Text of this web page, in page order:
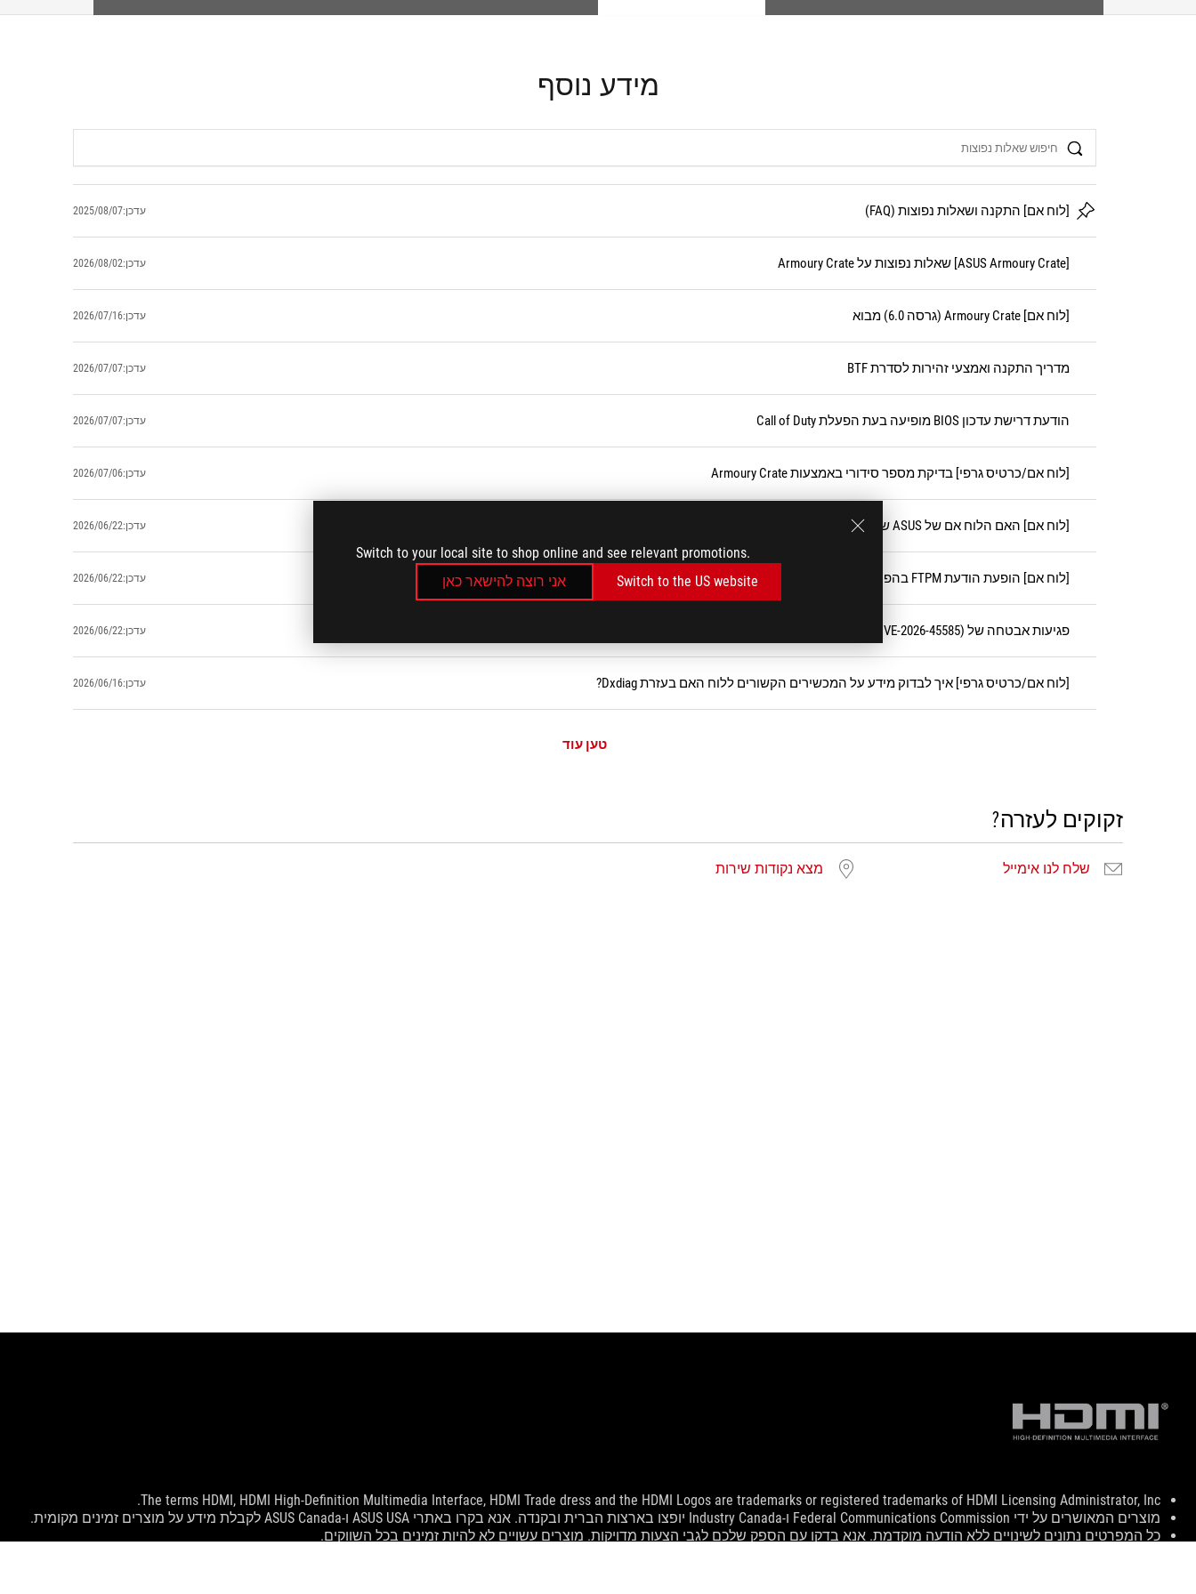
Switch to your local site to shop online and see relevant promotions.
אני רוצה להישאר כאן
Switch to the US website
מידע נוסף
Search
[לוח אם] התקנה ושאלות נפוצות (FAQ) עדכן:2025/08/07
[ASUS Armoury Crate] שאלות נפוצות על Armoury Crate עדכן:2026/08/02
[לוח אם] Armoury Crate (גרסה 6.0) מבוא עדכן:2026/07/16
מדריך התקנה ואמצעי זהירות לסדרת BTF עדכן:2026/07/07
הודעת דרישת עדכון BIOS מופיעה בעת הפעלת Call of Duty עדכן:2026/07/07
[לוח אם/כרטיס גרפי] בדיקת מספר סידורי באמצעות Armoury Crate עדכן:2026/07/06
[לוח אם] האם הלוח אם של ASUS שלי זכאי לשירות PUR? עדכן:2026/06/22
[לוח אם] הופעת הודעת FTPM בהפעלה הראשונה של לוחות אם מסדרת AM4 או AM5 עדכן:2026/06/22
פגיעות אבטחה של BitLocker (CVE-2026-45585) עדכן:2026/06/22
[לוח אם/כרטיס גרפי] איך לבדוק מידע על המכשירים הקשורים ללוח האם בעזרת Dxdiag? עדכן:2026/06/16
טען עוד
זקוקים לעזרה?
שלח לנו אימייל מצא נקודות שירות
Disclaimer
The terms HDMI, HDMI High-Definition Multimedia Interface, HDMI Trade dress and the HDMI Logos are trademarks or registered trademarks of HDMI Licensing Administrator, Inc.
מוצרים המאושרים על ידי Federal Communications Commission ו-Industry Canada יופצו בארצות הברית ובקנדה. אנא בקרו באתרי ASUS USA ו-ASUS Canada לקבלת מידע על מוצרים זמינים מקומית.
כל המפרטים נתונים לשינויים ללא הודעה מוקדמת. אנא בדקו עם הספק שלכם לגבי הצעות מדויקות. מוצרים עשויים לא להיות זמינים בכל השווקים.